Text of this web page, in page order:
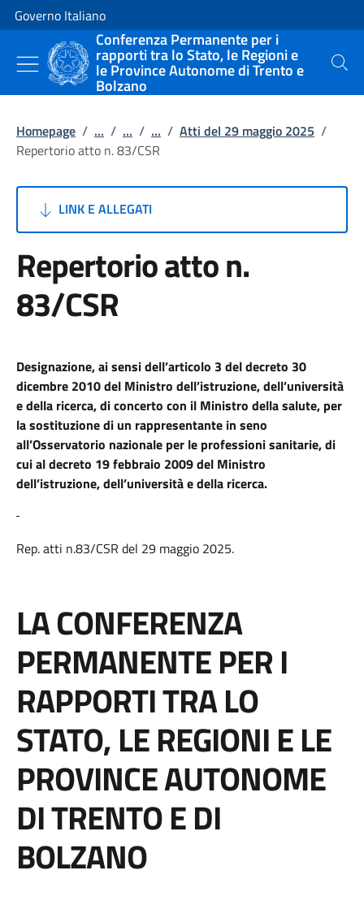
Vai al contenuto
Vai alla navigazione del sito
Governo Italiano
Conferenza Permanente per i
rapporti tra lo Stato, le Regioni e
le Province Autonome di Trento e
Bolzano
Cerca
Homepage / ... / ... / ... / Atti del 29 maggio 2025 /
Repertorio atto n. 83/CSR
LINK E ALLEGATI
Repertorio atto n.
83/CSR
Designazione, ai sensi dell’articolo 3 del decreto 30
dicembre 2010 del Ministro dell’istruzione, dell’università
e della ricerca, di concerto con il Ministro della salute, per
la sostituzione di un rappresentante in seno
all’Osservatorio nazionale per le professioni sanitarie, di
cui al decreto 19 febbraio 2009 del Ministro
dell’istruzione, dell’università e della ricerca.
Rep. atti n.83/CSR del 29 maggio 2025.
LA CONFERENZA
PERMANENTE PER I
RAPPORTI TRA LO
STATO, LE REGIONI E LE
PROVINCE AUTONOME
DI TRENTO E DI
BOLZANO